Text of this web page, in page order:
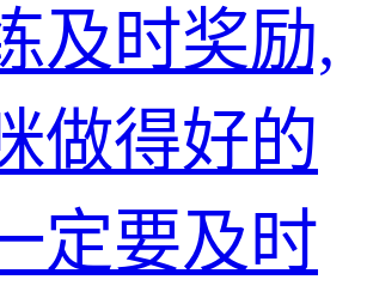
及时奖励,
做得好的
定要及时